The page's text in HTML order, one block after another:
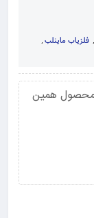
, فلزیاب ماینلب,
محصول همین